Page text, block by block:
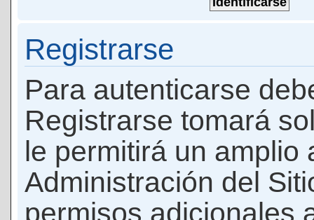
Registrarse
Para autenticarse
Registrarse tomará
le permitirá un amplio
Administración del
permisos adicionales